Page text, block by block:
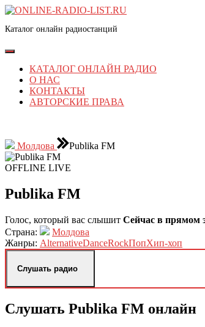
Перейти
содержимому
к
содержимому
Каталог онлайн радиостанций
Кнопка
ОткрытьКАТАЛОГ ОНЛАЙН РАДИО
О НАС
КОНТАКТЫ
АВТОРСКИЕ ПРАВА
Молдова
Publika FM
OFFLINE LIVE
Publika FM
Голос, который вас слышит Сейчас в прямом
Страна:
Молдова
Жанры: AlternativeDanceRockПопХип-хоп
Слушать радио
Слушать Publika FM онлайн